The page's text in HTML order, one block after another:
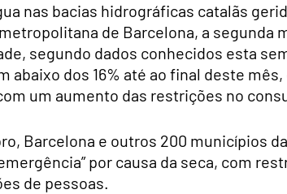
nas bacias hidrográficas catalãs
de Barcelona, a segunda
segundo dados conhecidos esta
abaixo dos 16% até ao final deste
um aumento das restrições no
Barcelona e outros 200 municípios
por causa da seca, com
de pessoas.